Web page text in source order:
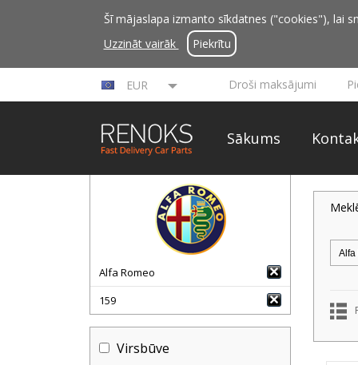
Šī mājaslapa izmanto sīkdatnes ("cookies"), lai
Uzzināt vairāk
Piekrītu
EUR Droši maksājumi
Sākums
Alfa Romeo
159
Virsbūve